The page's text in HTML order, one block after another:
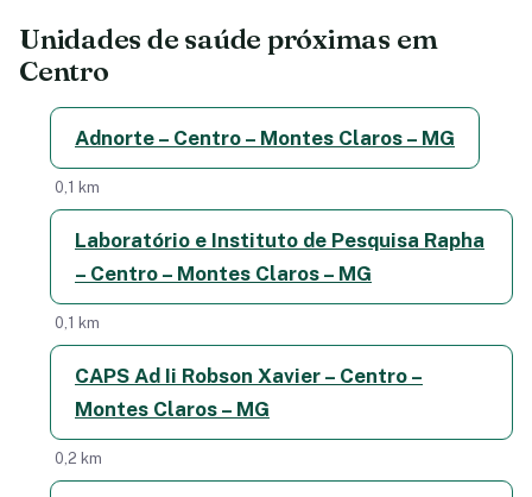
Unidades de saúde próximas em
Centro
Adnorte – Centro – Montes Claros – MG
0,1 km
Laboratório e Instituto de Pesquisa Rapha
– Centro – Montes Claros – MG
0,1 km
CAPS Ad Ii Robson Xavier – Centro –
Montes Claros – MG
0,2 km